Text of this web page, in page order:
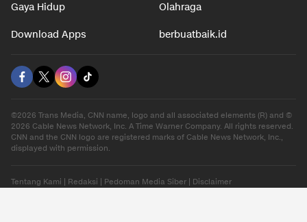
Gaya Hidup Olahraga
Download Apps berbuatbaik.id
©2026 Trans Media, CNN name, logo and all associated elements (R) and ©
2026 Cable News Network, Inc. A Time Warner Company. All rights reserved.
CNN and the CNN logo are registered marks of Cable News Network, Inc.,
displayed with permission.
Tentang Kami Redaksi Pedoman Media Siber Disclaimer